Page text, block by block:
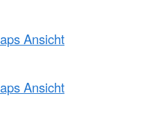
Ansicht
Ansicht